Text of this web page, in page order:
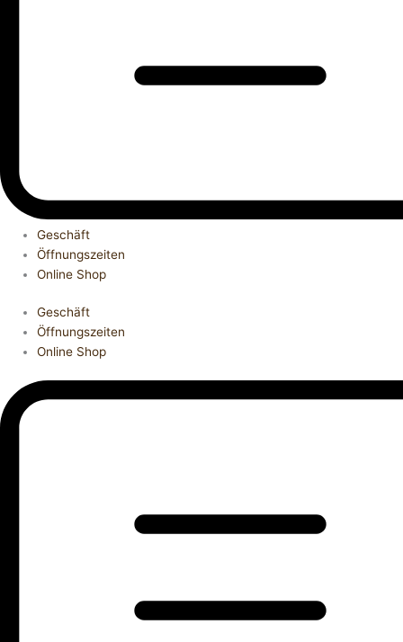
Geschäft
Öffnungszeiten
Online Shop
Geschäft
Öffnungszeiten
Online Shop